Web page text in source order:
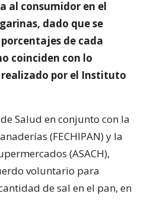
al consumidor en el
dado que se
de cada
coinciden con lo
por el Instituto
Salud en conjunto con la
(FECHIPAN) y la
(ASACH),
voluntario para
de sal en el pan, en